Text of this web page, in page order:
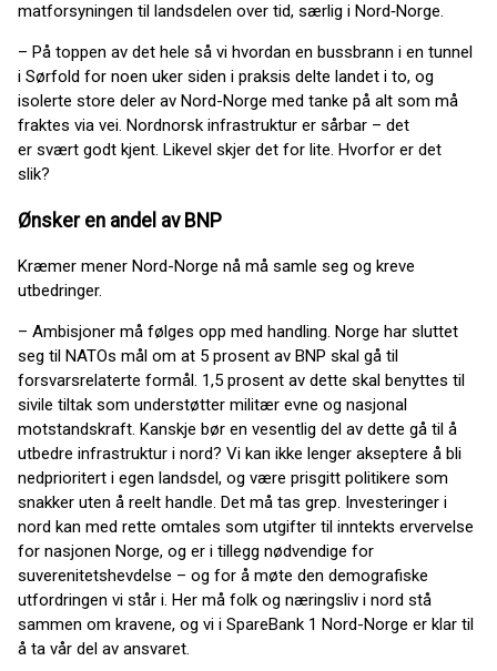
matforsyningen til landsdelen over tid, særlig i Nord‑Norge.
– På toppen av det hele så vi hvordan en bussbrann i en tunnel
i Sørfold for noen uker siden i praksis delte landet i to, og
isolerte store deler av Nord-Norge med tanke på alt som må
fraktes via vei. Nordnorsk infrastruktur er sårbar – det
er svært godt kjent. Likevel skjer det for lite. Hvorfor er det
slik?
Ønsker en andel av BNP
Kræmer mener Nord-Norge nå må samle seg og kreve
utbedringer.
– Ambisjoner må følges opp med handling. Norge har sluttet
seg til NATOs mål om at 5 prosent av BNP skal gå til
forsvarsrelaterte formål. 1,5 prosent av dette skal benyttes til
sivile tiltak som understøtter militær evne og nasjonal
motstandskraft. Kanskje bør en vesentlig del av dette gå til å
utbedre infrastruktur i nord? Vi kan ikke lenger akseptere å bli
nedprioritert i egen landsdel, og være prisgitt politikere som
snakker uten å reelt handle. Det må tas grep. Investeringer i
nord kan med rette omtales som utgifter til inntekts ervervelse
for nasjonen Norge, og er i tillegg nødvendige for
suverenitetshevdelse – og for å møte den demografiske
utfordringen vi står i. Her må folk og næringsliv i nord stå
sammen om kravene, og vi i SpareBank 1 Nord-Norge er klar til
å ta vår del av ansvaret.